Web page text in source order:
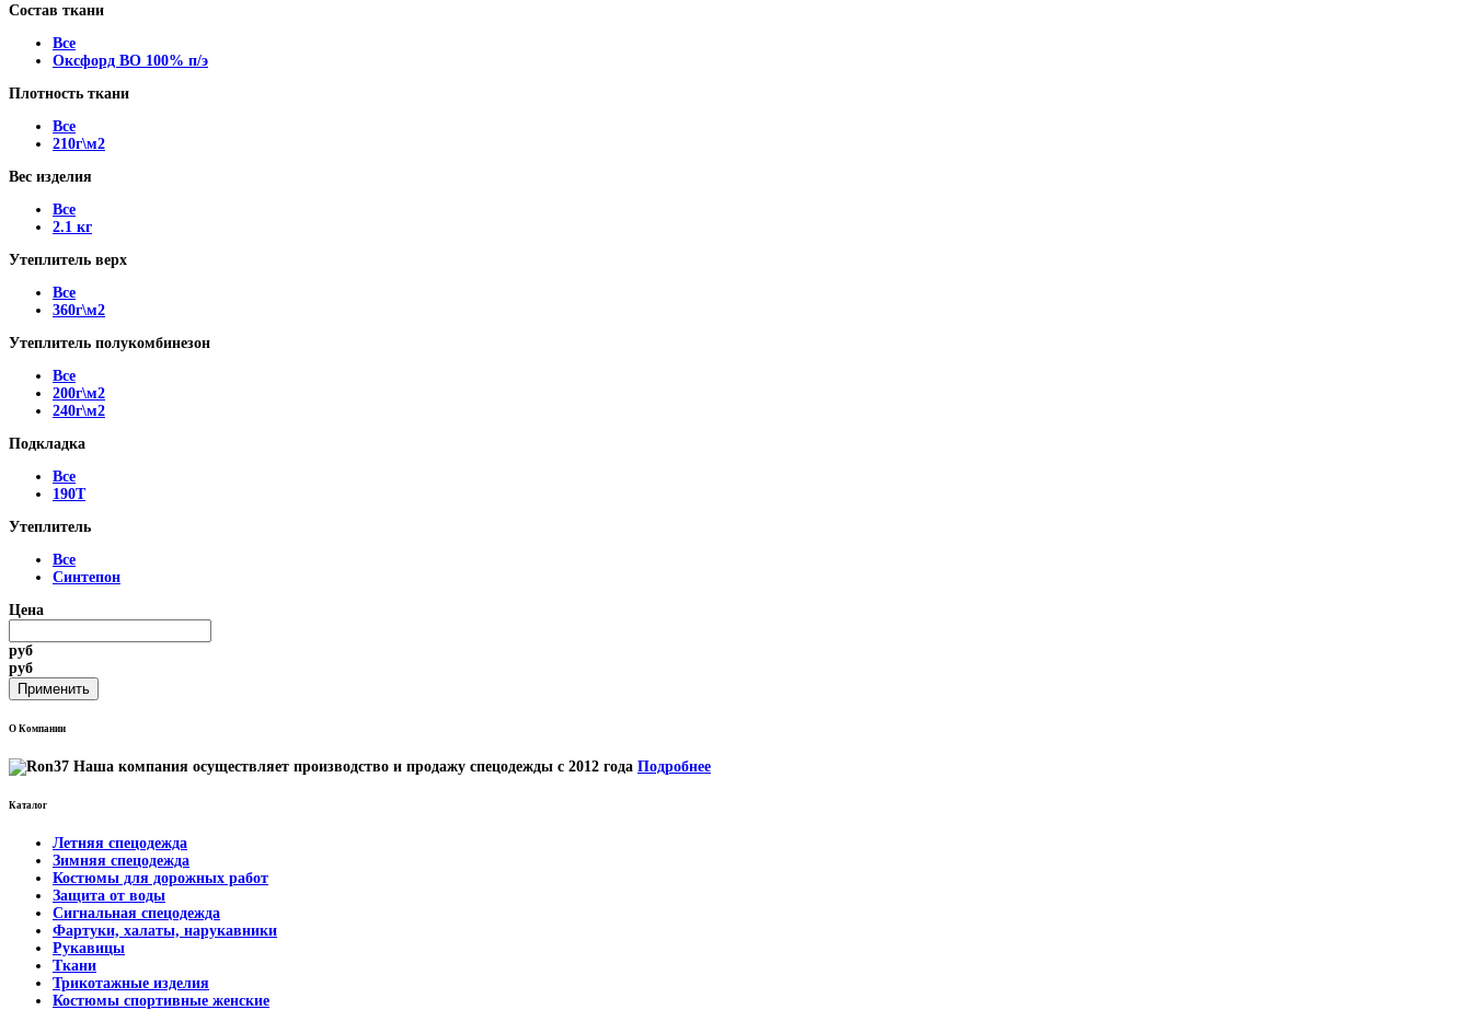
Состав ткани
Все
Оксфорд ВО 100% п/э
Плотность ткани
Все
210г\м2
Вес изделия
Все
2.1 кг
Утеплитель верх
Все
360г\м2
Утеплитель полукомбинезон
Все
200г\м2
240г\м2
Подкладка
Все
190Т
Утеплитель
Все
Синтепон
Цена
руб
руб
О Компании
Наша компания осуществляет производство и продажу спецодежды с 2012 года Подробнее
Каталог
Летняя спецодежда
Зимняя спецодежда
Костюмы для дорожных работ
Защита от воды
Сигнальная спецодежда
Фартуки, халаты, нарукавники
Рукавицы
Ткани
Трикотажные изделия
Костюмы спортивные женские